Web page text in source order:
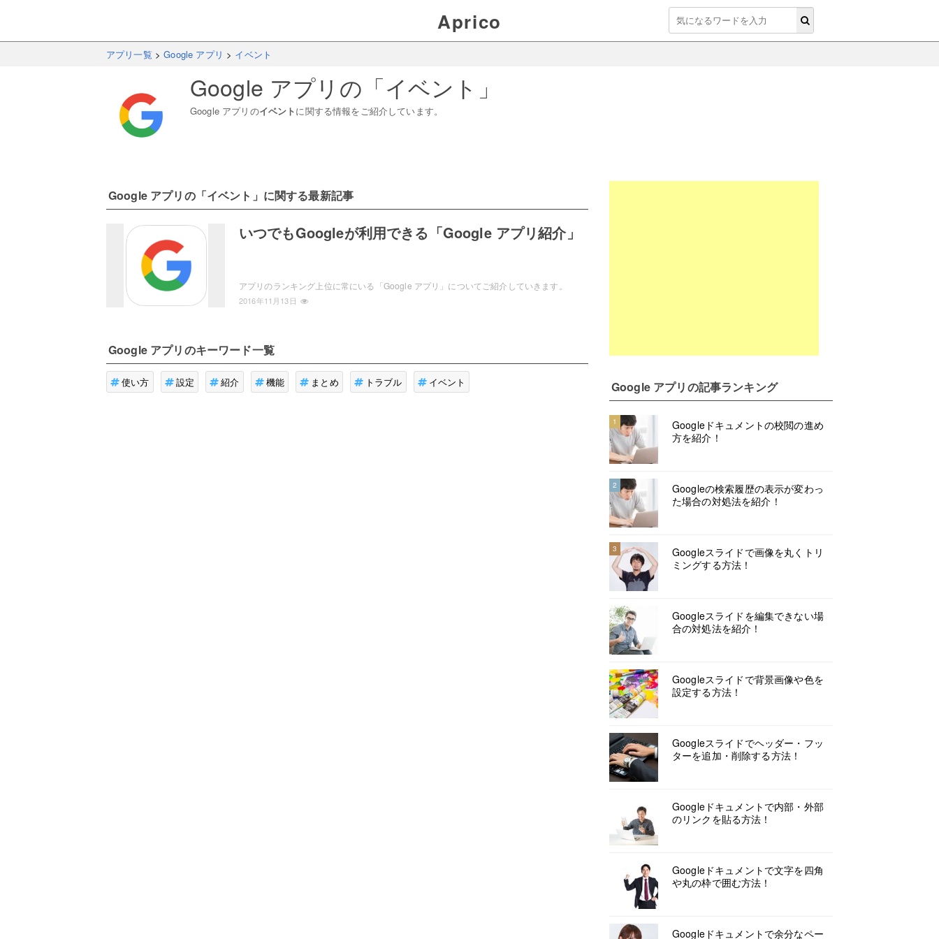
Aprico
アプリ一覧 >Google アプリ > イベント
Google アプリ の「イベント 」
Google アプリ のイベントに関する情報をご紹介しています。
Google アプリの「イベント 」に関する最新記事
いつでもGoogleが利用できる「Google アプリ紹介」
アプリのランキング上位に常にいる「Google アプリ」についてご紹介していきます。
2016年11月13日
Google アプリのキーワード一覧
使い方 設定 紹介 機能 まとめ トラブル イベント Google アプリの記事ランキング
1
Googleドキュメントの校閲の進め
方を紹介！
2
Googleの検索履歴の表示が変わっ
た場合の対処法を紹介！
3
Googleスライドで画像を丸くトリ
ミングする方法！
Googleスライドを編集できない場
合の対処法を紹介！
Googleスライドで背景画像や色を
設定する方法！
Googleスライドでヘッダー・フッ
ターを追加・削除する方法！
Googleドキュメントで内部・外部
のリンクを貼る方法！
Googleドキュメントで文字を四角
や丸の枠で囲む方法！
Googleドキュメントで余分なペー